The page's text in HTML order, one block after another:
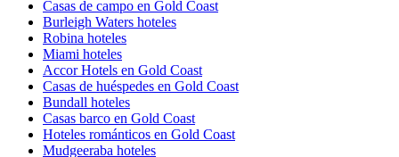
Casas de campo en Gold Coast
Burleigh Waters hoteles
Robina hoteles
Miami hoteles
Accor Hotels en Gold Coast
Casas de huéspedes en Gold Coast
Bundall hoteles
Casas barco en Gold Coast
Hoteles románticos en Gold Coast
Mudgeeraba hoteles